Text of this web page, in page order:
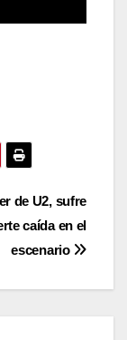
de U2, sufre
caída en el
escenario